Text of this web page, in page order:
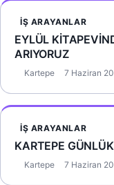
İŞ ARAYANLAR
EYLÜL
ARIYORUZ
Kartepe 7 Haziran
İŞ ARAYANLAR
KARTEPE
Kartepe 7 Haziran